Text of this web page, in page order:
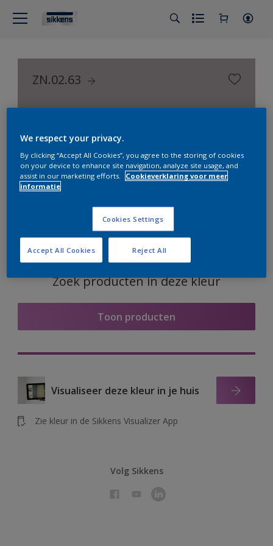
ZN.02.63
Color Selection Greys
Zoek producten in deze kleur
Toon producten
Visualiseer deze kleur in je huis
Zie kleur in de Sikkens Visualizer App
Volg Sikkens
We respect your privacy.
By clicking “Accept All Cookies”, you agree to the storing of cookies
on your device to enhance site navigation, analyze site usage, and
assist in our marketing efforts.
Cookieverklaring voor meer
informatie
Cookies Settings
Reject All
Accept All Cookies